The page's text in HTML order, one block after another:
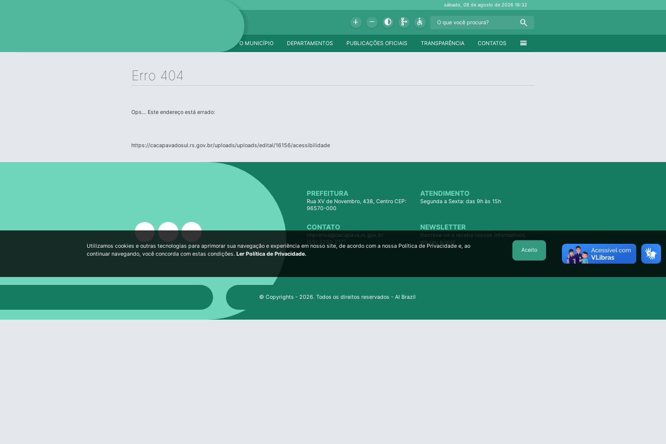
sábado, 08 de agosto de 202616:32
Add Remove Contrast Schema Accessible Search
menu
CONTATOS
TRANSPARÊNCIA
PUBLICAÇÕES OFICIAIS
DEPARTAMENTOS
O MUNICÍPIO
Erro 404
Ops... Este endereço está errado:
https://cacapavadosul.rs.gov.br/uploads/uploads/edital/16156/acessibilidade
PREFEITURA
Rua XV de Novembro, 438, Centro CEP:
96570-000
ATENDIMENTO
Segunda a Sexta: das 9h às 15h
CONTATO
imprensa@cacapava.rs.gov.br
(55) 3281-2177
NEWSLETTER
Inscreva-se e receba nossos informativos
em seu e-mail
© Copyrights - 2026. Todos os direitos reservados - AI Brazil
Utilizamos cookies e outras tecnologias para aprimorar sua navegação e experiência em nosso site, de acordo com a nossa Política de Privacidade e, ao
continuar navegando, você concorda com estas condições. Ler Política de Privacidade.
Aceito